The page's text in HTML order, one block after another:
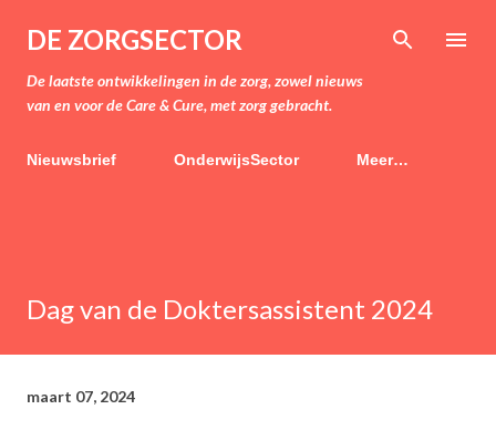
Doorgaan naar hoofdcontent
DE ZORGSECTOR
De laatste ontwikkelingen in de zorg, zowel nieuws
van en voor de Care & Cure, met zorg gebracht.
Nieuwsbrief OnderwijsSector Meer…
Dag van de Doktersassistent 2024
maart 07, 2024